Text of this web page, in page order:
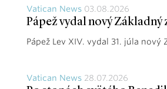
Vatican News 03.08.2026
Pápež vydal nový Základný
Pápež Lev XIV. vydal 31. júla nový
Vatican News 28.07.2026